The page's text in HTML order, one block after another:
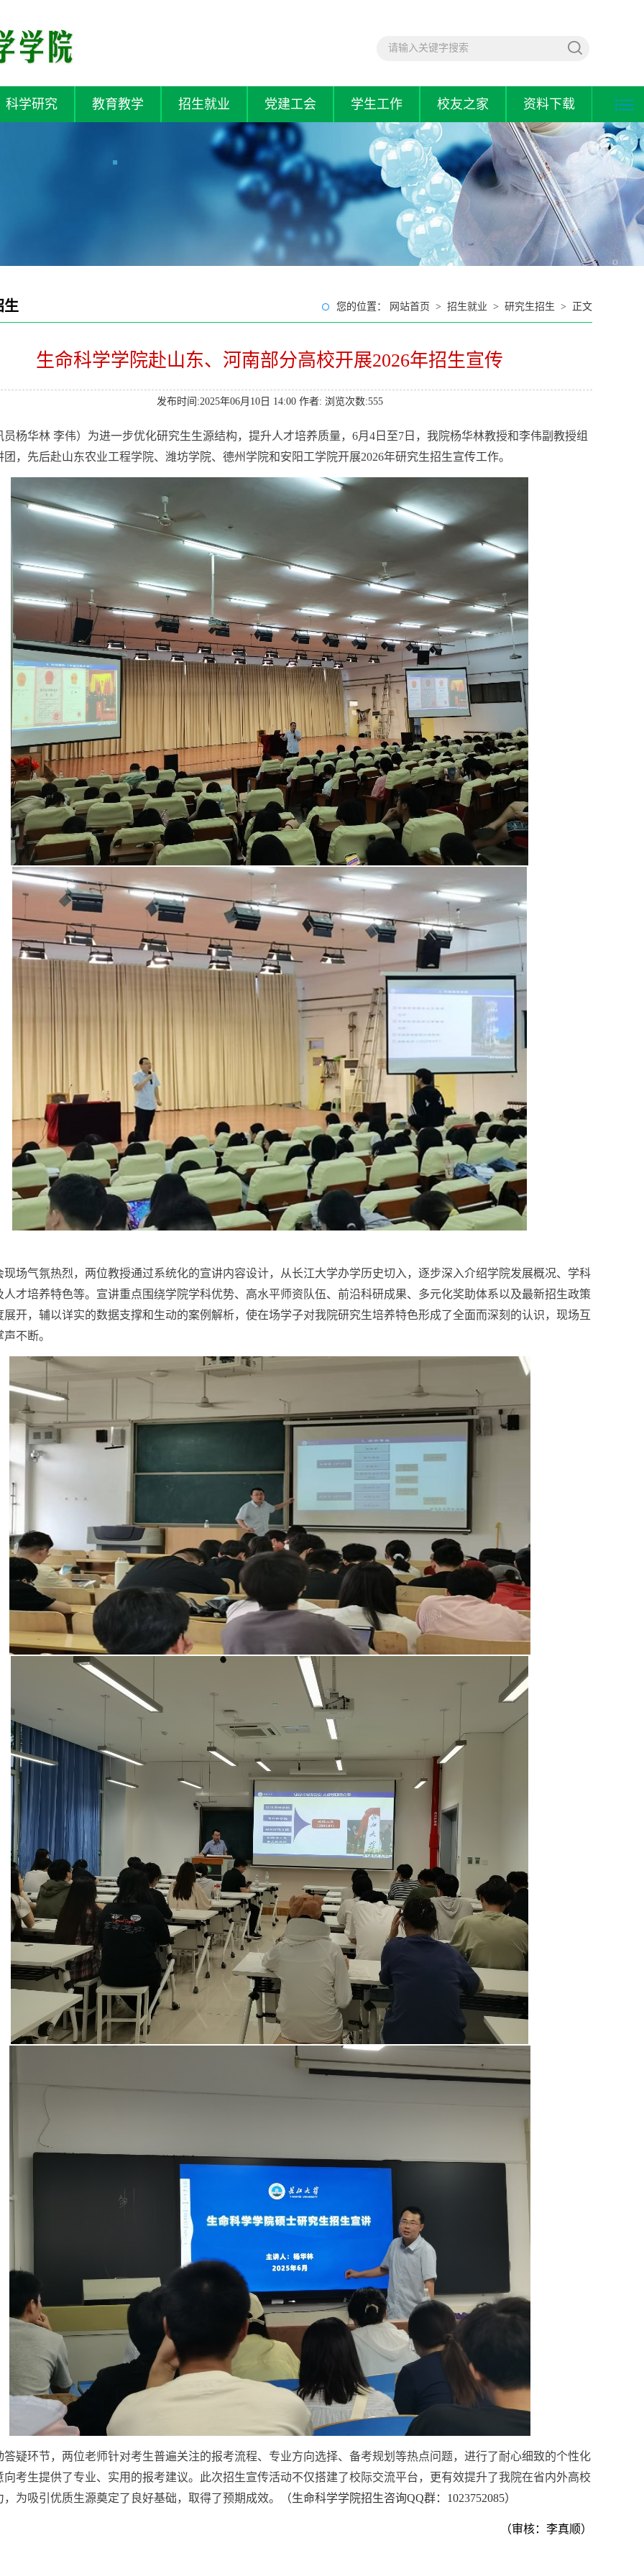
科学研究 教育教学 招生就业 党建工会 学生工作 校友之家 资料下载
生 您的位置： 网站首页 > 招生就业 > 研究生招生 > 正文
生命科学学院赴山东、河南部分高校开展2026年招生宣传
发布时间:2025年06月10日 14:00 作者: 浏览次数:555
员杨华林 李伟） 为进一步优化研究生生源结构，提升人才培养质量， 6月 4 日至7 日，我院杨华林教授和李伟副教授组
团，先后赴山东农业工程学院、潍坊学院、德州学院和安阳工学院开展2026年研究生招生宣传工作。
现场气氛热烈，两位教授通过系统化的宣讲内容设计，从长江大学办学历史切入，逐步深入介绍学院发展概况、学科
人才培养特色等。宣讲重点围绕学院学科优势、高水平师资队伍、前沿科研成果、多元化奖助体系以及最新招生政策
展开，辅以详实的数据支撑和生动的案例解析，使在场学子对我院研究生培养特色形成了全面而深刻的认识，现场互
不断。
答疑环节，两位老师针对考生普遍关注的报考流程、专业方向选择、备考规划等热点问题，进行了耐心细致的个性化
向考生提供了专业、实用的报考建议。此次招生宣传活动不仅搭建了校际交流平台，更有效提升了我院在省内外高校
，为吸引优质生源奠定了良好基础，取得了预期成效。
（生命科学学院招生咨询QQ群： 1023752085）
（审核：李真顺）